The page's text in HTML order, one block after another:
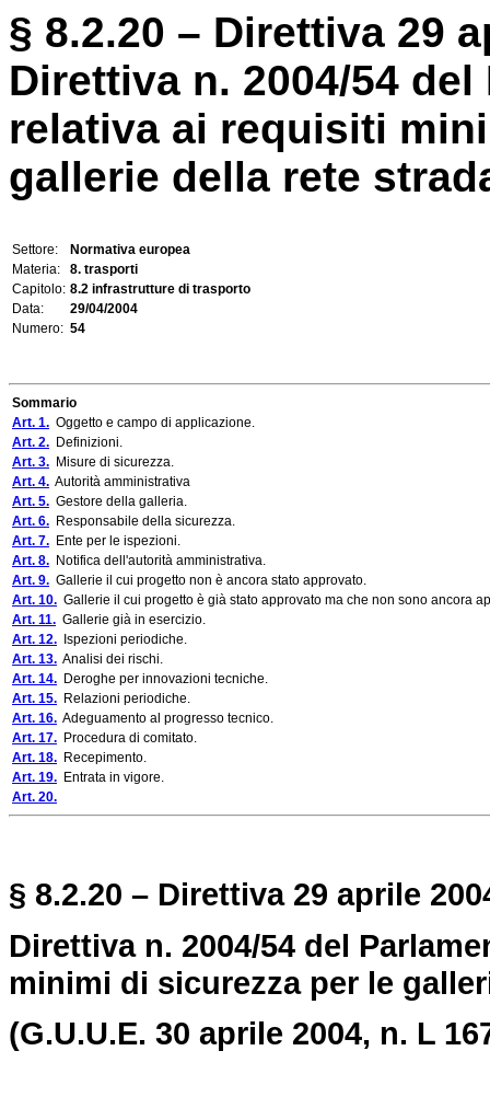
§ 8.2.20 – Direttiva 29
Direttiva n. 2004/54
relativa ai requisiti
gallerie della rete
Settore:
Normativa europea
Materia:
8. trasporti
Capitolo: 8.2 infrastrutture di trasporto
Data:
29/04/2004
Numero: 54
Sommario
Art. 1. Oggetto e campo di applicazione.
Art. 2. Definizioni.
Art. 3. Misure di sicurezza.
Art. 4. Autorità amministrativa
Art. 5. Gestore della galleria.
Art. 6. Responsabile della sicurezza.
Art. 7. Ente per le ispezioni.
Art. 8. Notifica dell'autorità amministrativa.
Art. 9. Gallerie il cui progetto non è ancora stato approvato.
Art. 10. Gallerie il cui progetto è già stato approvato ma che non sono ancora
Art. 11. Gallerie già in esercizio.
Art. 12. Ispezioni periodiche.
Art. 13. Analisi dei rischi.
Art. 14. Deroghe per innovazioni tecniche.
Art. 15. Relazioni periodiche.
Art. 16. Adeguamento al progresso tecnico.
Art. 17. Procedura di comitato.
Art. 18. Recepimento.
Art. 19. Entrata in vigore.
Art. 20.
§ 8.2.20 – Direttiva 29 aprile
Direttiva n. 2004/54 del
minimi di sicurezza per le
(G.U.U.E. 30 aprile 2004, n. L